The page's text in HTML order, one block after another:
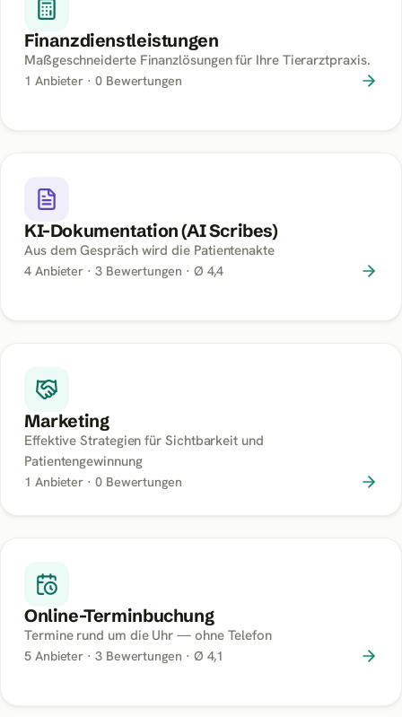
Finanzdienstleistungen
Maßgeschneiderte Finanzlösungen für Ihre Tierarztpraxis.
1 Anbieter · 0Bewertungen
KI-Dokumentation (AI Scribes)
Aus dem Gespräch wird die Patientenakte
4Anbieter · 3Bewertungen · Ø 4,4
Marketing
Effektive Strategien für Sichtbarkeit und
Patientengewinnung
1 Anbieter · 0Bewertungen
Online-Terminbuchung
Termine rund um die Uhr — ohne Telefon
5Anbieter · 3Bewertungen · Ø 4,1